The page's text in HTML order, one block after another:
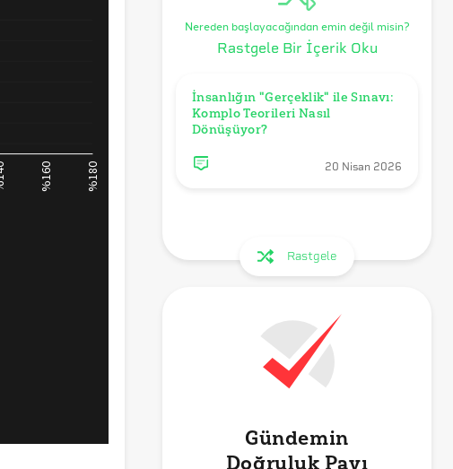
Nereden başlayacağından emin değil misin?
Rastgele Bir İçerik Oku
İnsanlığın "Gerçeklik" ile Sınavı:
Komplo Teorileri Nasıl
Dönüşüyor?
20 Nisan 2026
Rastgele
Gündemin
Doğruluk Payı